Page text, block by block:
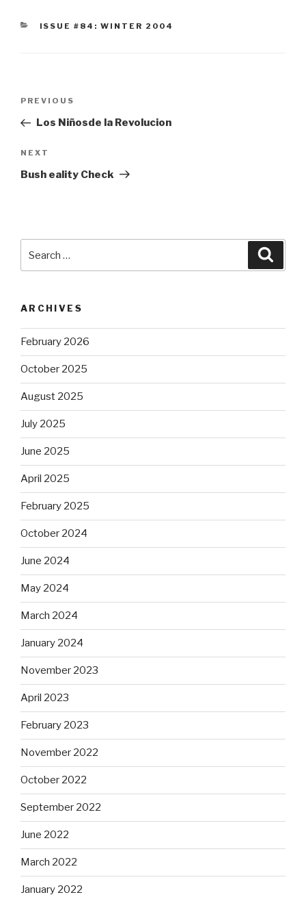
CATEGORIES
ISSUE #84: WINTER 2004
Previous
Post
PREVIOUS
Los Niñosde la Revolucion
Next
Post
NEXT
Bush eality Check
for:
ARCHIVES
February 2026
October 2025
August 2025
July 2025
June 2025
April 2025
February 2025
October 2024
June 2024
May 2024
March 2024
January 2024
November 2023
April 2023
February 2023
November 2022
October 2022
September 2022
June 2022
March 2022
January 2022